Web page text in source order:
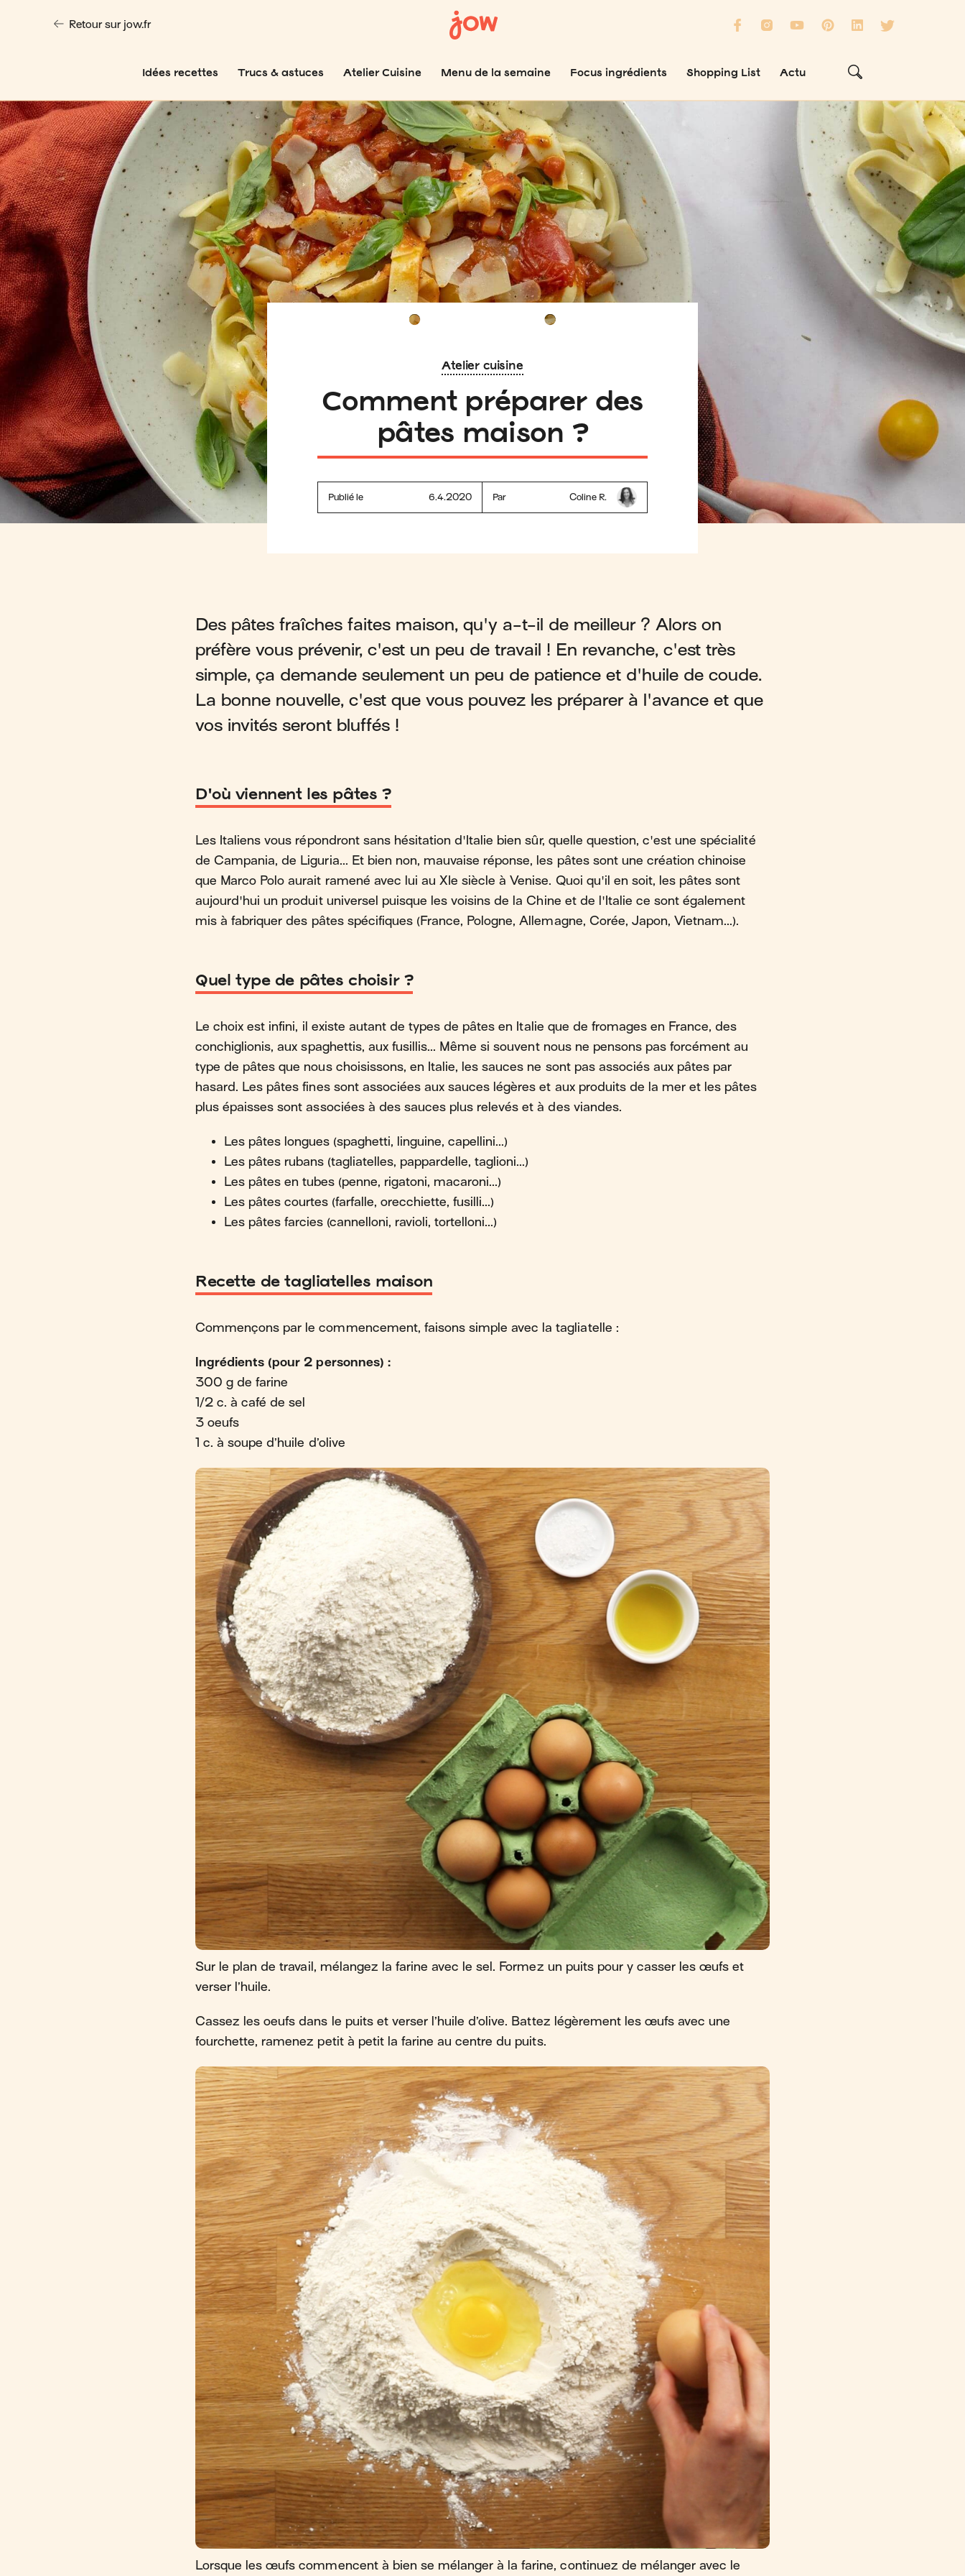
Retour sur jow.fr
Idées recettes Trucs & astuces Atelier Cuisine Menu de la semaine Focus ingrédients Shopping List Actu
Atelier cuisine
Comment préparer des
pâtes maison ?
Publié le 6.4.2020 Par Coline R.
Des pâtes fraîches faites maison, qu'y a-t-il de meilleur ? Alors on
préfère vous prévenir, c'est un peu de travail ! En revanche, c'est très
simple, ça demande seulement un peu de patience et d'huile de coude.
La bonne nouvelle, c'est que vous pouvez les préparer à l'avance et que
vos invités seront bluffés !
D'où viennent les pâtes ?
Les Italiens vous répondront sans hésitation d'Italie bien sûr, quelle question, c'est une spécialité
de Campania, de Liguria... Et bien non, mauvaise réponse, les pâtes sont une création chinoise
que Marco Polo aurait ramené avec lui au XIe siècle à Venise. Quoi qu'il en soit, les pâtes sont
aujourd'hui un produit universel puisque les voisins de la Chine et de l'Italie ce sont également
mis à fabriquer des pâtes spécifiques (France, Pologne, Allemagne, Corée, Japon, Vietnam...).
Quel type de pâtes choisir ?
Le choix est infini, il existe autant de types de pâtes en Italie que de fromages en France, des
conchiglionis, aux spaghettis, aux fusillis... Même si souvent nous ne pensons pas forcément au
type de pâtes que nous choisissons, en Italie, les sauces ne sont pas associés aux pâtes par
hasard. Les pâtes fines sont associées aux sauces légères et aux produits de la mer et les pâtes
plus épaisses sont associées à des sauces plus relevés et à des viandes.
Les pâtes longues (spaghetti, linguine, capellini...)
Les pâtes rubans (tagliatelles, pappardelle, taglioni...)
Les pâtes en tubes (penne, rigatoni, macaroni...)
Les pâtes courtes (farfalle, orecchiette, fusilli...)
Les pâtes farcies (cannelloni, ravioli, tortelloni...)
Recette de tagliatelles maison
Commençons par le commencement, faisons simple avec la tagliatelle :
Ingrédients (pour 2 personnes) :
300 g de farine
1/2 c. à café de sel
3 oeufs
1 c. à soupe d’huile d’olive
Sur le plan de travail, mélangez la farine avec le sel. Formez un puits pour y casser les œufs et
verser l’huile.
Cassez les oeufs dans le puits et verser l’huile d’olive. Battez légèrement les œufs avec une
fourchette, ramenez petit à petit la farine au centre du puits.
Lorsque les œufs commencent à bien se mélanger à la farine, continuez de mélanger avec le